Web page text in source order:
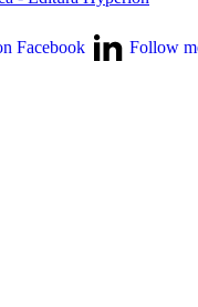
Facebook Follow